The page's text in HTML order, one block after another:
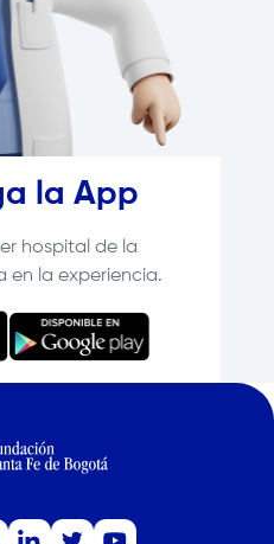
la App
hospital de la
en la experiencia.